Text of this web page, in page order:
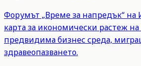
Форумът „Време за напредък“
карта за икономически растеж
предвидима бизнес среда,
здравеопазването.